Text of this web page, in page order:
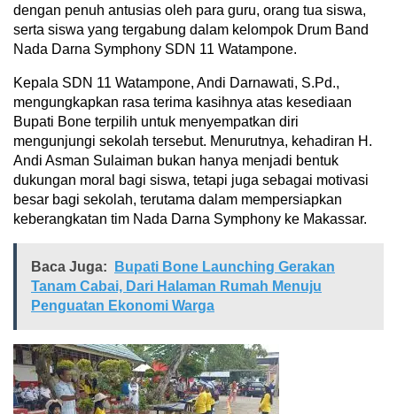
dengan penuh antusias oleh para guru, orang tua siswa,
serta siswa yang tergabung dalam kelompok Drum Band
Nada Darna Symphony SDN 11 Watampone.
Kepala SDN 11 Watampone, Andi Darnawati, S.Pd.,
mengungkapkan rasa terima kasihnya atas kesediaan
Bupati Bone terpilih untuk menyempatkan diri
mengunjungi sekolah tersebut. Menurutnya, kehadiran H.
Andi Asman Sulaiman bukan hanya menjadi bentuk
dukungan moral bagi siswa, tetapi juga sebagai motivasi
besar bagi sekolah, terutama dalam mempersiapkan
keberangkatan tim Nada Darna Symphony ke Makassar.
Baca Juga:
Bupati Bone Launching Gerakan
Tanam Cabai, Dari Halaman Rumah Menuju
Penguatan Ekonomi Warga